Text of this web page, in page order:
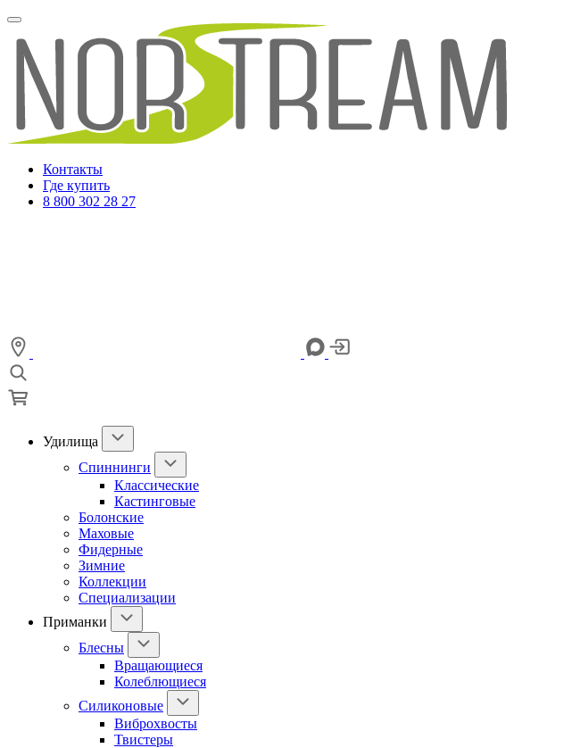
Контакты
Где купить
8 800 302 28 27
Удилища
Спиннинги
Классические
Кастинговые
Болонские
Маховые
Фидерные
Зимние
Коллекции
Специализации
Приманки
Блесны
Вращающиеся
Колеблющиеся
Силиконовые
Виброхвосты
Твистеры